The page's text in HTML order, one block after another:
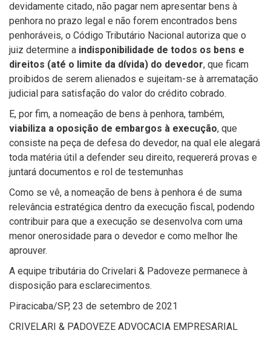
devidamente citado, não pagar nem apresentar bens à
penhora no prazo legal e não forem encontrados bens
penhoráveis, o Código Tributário Nacional autoriza que o
juiz determine a indisponibilidade de todos os bens e
direitos (até o limite da dívida) do devedor, que ficam
proibidos de serem alienados e sujeitam-se à arrematação
judicial para satisfação do valor do crédito cobrado.
E, por fim, a nomeação de bens à penhora, também,
viabiliza a oposição de embargos à execução, que
consiste na peça de defesa do devedor, na qual ele alegará
toda matéria útil a defender seu direito, requererá provas e
juntará documentos e rol de testemunhas
Como se vê, a nomeação de bens à penhora é de suma
relevância estratégica dentro da execução fiscal, podendo
contribuir para que a execução se desenvolva com uma
menor onerosidade para o devedor e como melhor lhe
aprouver.
A equipe tributária do Crivelari & Padoveze permanece à
disposição para esclarecimentos.
Piracicaba/SP, 23 de setembro de 2021
CRIVELARI & PADOVEZE ADVOCACIA EMPRESARIAL